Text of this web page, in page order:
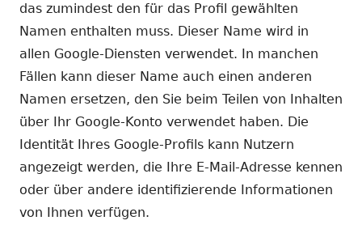
das zumindest den für das Profil gewählten
Namen enthalten muss. Dieser Name wird in
allen Google-Diensten verwendet. In manchen
Fällen kann dieser Name auch einen anderen
Namen ersetzen, den Sie beim Teilen von Inhalten
über Ihr Google-Konto verwendet haben. Die
Identität Ihres Google-Profils kann Nutzern
angezeigt werden, die Ihre E-Mail-Adresse kennen
oder über andere identifizierende Informationen
von Ihnen verfügen.